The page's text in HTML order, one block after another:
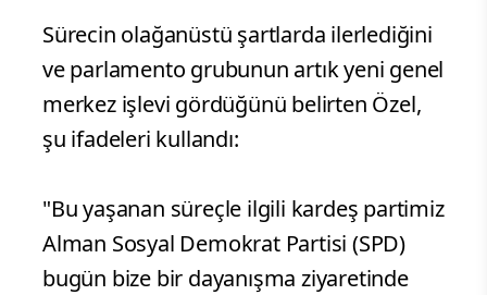
Sürecin olağanüstü şartlarda ilerlediğini
ve parlamento grubunun artık yeni genel
merkez işlevi gördüğünü belirten Özel,
şu ifadeleri kullandı:
"Bu yaşanan süreçle ilgili kardeş partimiz
Alman Sosyal Demokrat Partisi (SPD)
bugün bize bir dayanışma ziyaretinde